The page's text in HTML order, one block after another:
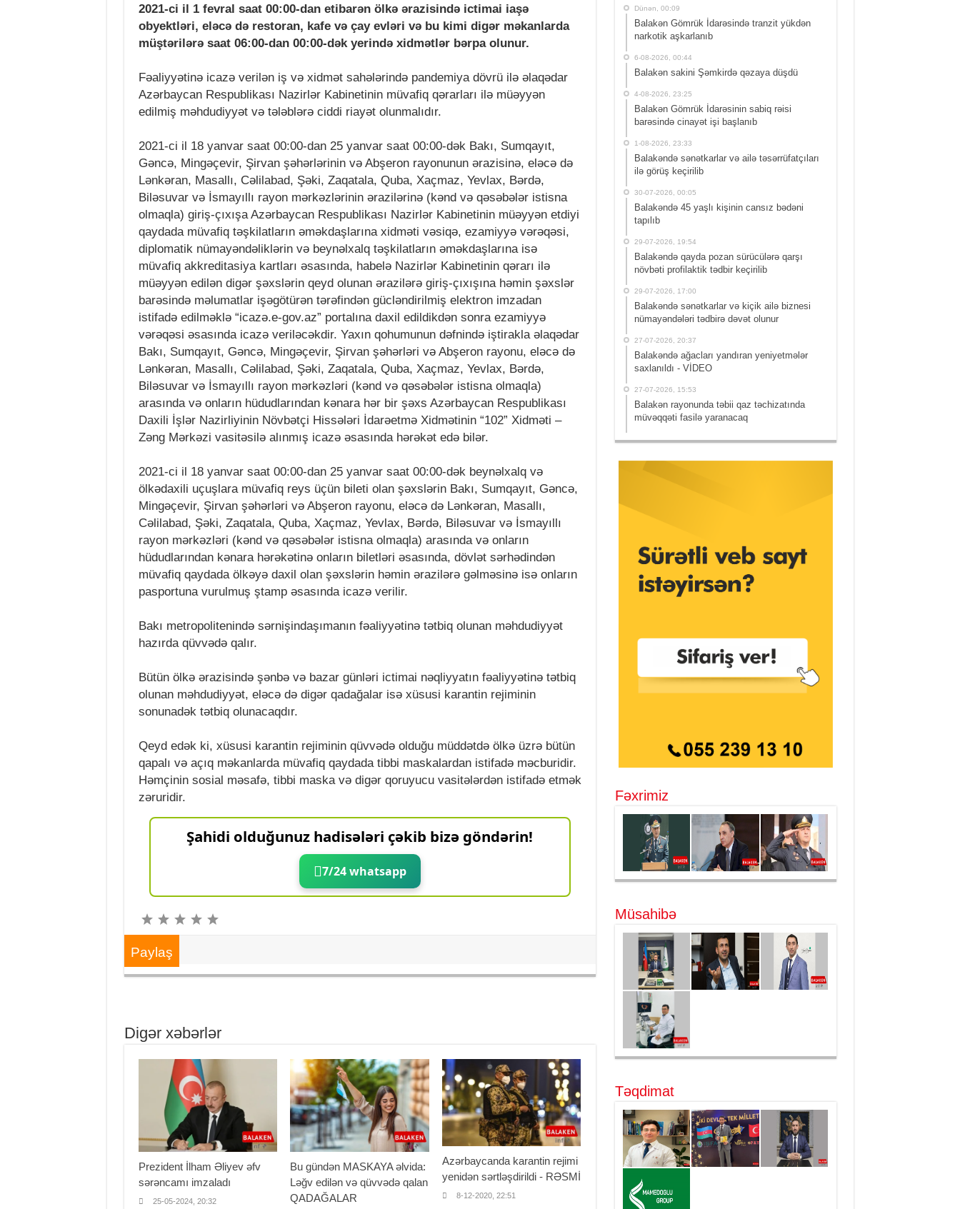
2021-ci il 1 fevral saat 00:00-dan etibarən ölkə ərazisində ictimai iaşə
obyektləri, eləcə də restoran, kafe və çay evləri və bu kimi digər məkanlarda
müştərilərə saat 06:00-dan 00:00-dək yerində xidmətlər bərpa olunur.
Fəaliyyətinə icazə verilən iş və xidmət sahələrində pandemiya dövrü ilə əlaqədar
Azərbaycan Respublikası Nazirlər Kabinetinin müvafiq qərarları ilə müəyyən
edilmiş məhdudiyyət və tələblərə ciddi riayət olunmalıdır.
2021-ci il 18 yanvar saat 00:00-dan 25 yanvar saat 00:00-dək Bakı, Sumqayıt,
Gəncə, Mingəçevir, Şirvan şəhərlərinin və Abşeron rayonunun ərazisinə, eləcə də
Lənkəran, Masallı, Cəlilabad, Şəki, Zaqatala, Quba, Xaçmaz, Yevlax, Bərdə,
Biləsuvar və İsmayıllı rayon mərkəzlərinin ərazilərinə (kənd və qəsəbələr istisna
olmaqla) giriş-çıxışa Azərbaycan Respublikası Nazirlər Kabinetinin müəyyən etdiyi
qaydada müvafiq təşkilatların əməkdaşlarına xidməti vəsiqə, ezamiyyə vərəqəsi,
diplomatik nümayəndəliklərin və beynəlxalq təşkilatların əməkdaşlarına isə
müvafiq akkreditasiya kartları əsasında, habelə Nazirlər Kabinetinin qərarı ilə
müəyyən edilən digər şəxslərin qeyd olunan ərazilərə giriş-çıxışına həmin şəxslər
barəsində məlumatlar işəgötürən tərəfindən gücləndirilmiş elektron imzadan
istifadə edilməklə “icazə.e-gov.az” portalına daxil edildikdən sonra ezamiyyə
vərəqəsi əsasında icazə veriləcəkdir. Yaxın qohumunun dəfnində iştirakla əlaqədar
Bakı, Sumqayıt, Gəncə, Mingəçevir, Şirvan şəhərləri və Abşeron rayonu, eləcə də
Lənkəran, Masallı, Cəlilabad, Şəki, Zaqatala, Quba, Xaçmaz, Yevlax, Bərdə,
Biləsuvar və İsmayıllı rayon mərkəzləri (kənd və qəsəbələr istisna olmaqla)
arasında və onların hüdudlarından kənara hər bir şəxs Azərbaycan Respublikası
Daxili İşlər Nazirliyinin Növbətçi Hissələri İdarəetmə Xidmətinin “102” Xidməti –
Zəng Mərkəzi vasitəsilə alınmış icazə əsasında hərəkət edə bilər.
2021-ci il 18 yanvar saat 00:00-dan 25 yanvar saat 00:00-dək beynəlxalq və
ölkədaxili uçuşlara müvafiq reys üçün bileti olan şəxslərin Bakı, Sumqayıt, Gəncə,
Mingəçevir, Şirvan şəhərləri və Abşeron rayonu, eləcə də Lənkəran, Masallı,
Cəlilabad, Şəki, Zaqatala, Quba, Xaçmaz, Yevlax, Bərdə, Biləsuvar və İsmayıllı
rayon mərkəzləri (kənd və qəsəbələr istisna olmaqla) arasında və onların
hüdudlarından kənara hərəkətinə onların biletləri əsasında, dövlət sərhədindən
müvafiq qaydada ölkəyə daxil olan şəxslərin həmin ərazilərə gəlməsinə isə onların
pasportuna vurulmuş ştamp əsasında icazə verilir.
Bakı metropolitenində sərnişindaşımanın fəaliyyətinə tətbiq olunan məhdudiyyət
hazırda qüvvədə qalır.
Bütün ölkə ərazisində şənbə və bazar günləri ictimai nəqliyyatın fəaliyyətinə tətbiq
olunan məhdudiyyət, eləcə də digər qadağalar isə xüsusi karantin rejiminin
sonunadək tətbiq olunacaqdır.
Qeyd edək ki, xüsusi karantin rejiminin qüvvədə olduğu müddətdə ölkə üzrə bütün
qapalı və açıq məkanlarda müvafiq qaydada tibbi maskalardan istifadə məcburidir.
Həmçinin sosial məsafə, tibbi maska və digər qoruyucu vasitələrdən istifadə etmək
zəruridir.
Şahidi olduğunuz hadisələri çəkib bizə göndərin!
7/24 whatsapp
Paylaş
Digər xəbərlər
Prezident İlham Əliyev əfv
sərəncamı imzaladı
25-05-2024, 20:32
Bu gündən MASKAYA əlvida:
Ləğv edilən və qüvvədə qalan
QADAĞALAR
Azərbaycanda karantin rejimi
yenidən sərtləşdirildi - RƏSMİ
8-12-2020, 22:51
Dünən, 00:09
Balakən Gömrük İdarəsində tranzit yükdən
narkotik aşkarlanıb
6-08-2026, 00:44
Balakən sakini Şəmkirdə qəzaya düşdü
4-08-2026, 23:25
Balakən Gömrük İdarəsinin sabiq rəisi
barəsində cinayət işi başlanıb
1-08-2026, 23:33
Balakəndə sənətkarlar və ailə təsərrüfatçıları
ilə görüş keçirilib
30-07-2026, 00:05
Balakəndə 45 yaşlı kişinin cansız bədəni
tapılıb
29-07-2026, 19:54
Balakəndə qayda pozan sürücülərə qarşı
növbəti profilaktik tədbir keçirilib
29-07-2026, 17:00
Balakəndə sənətkarlar və kiçik ailə biznesi
nümayəndələri tədbirə dəvət olunur
27-07-2026, 20:37
Balakəndə ağacları yandıran yeniyetmələr
saxlanıldı - VİDEO
27-07-2026, 15:53
Balakən rayonunda təbii qaz təchizatında
müvəqqəti fasilə yaranacaq
Fəxrimiz
Müsahibə
Təqdimat